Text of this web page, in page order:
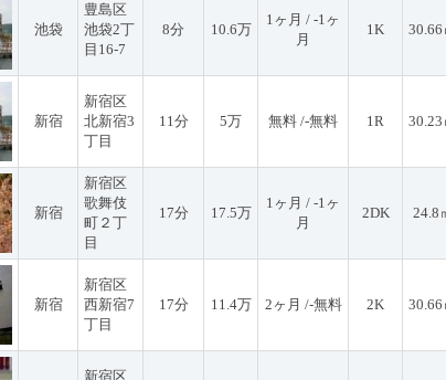
池袋
豊島区
池袋2丁
目16-7
8分 10.6万
1ヶ月 / -1ヶ
月
1K 30.66
新宿
新宿区
北新宿3
丁目
11分 5万 無料 /-無料 1R 30.23
新宿
新宿区
歌舞伎
町２丁
目
17分 17.5万
1ヶ月 / -1ヶ
月
2DK 24.8
新宿
新宿区
西新宿7
丁目
17分 11.4万 2ヶ月 /-無料 2K 30.66
新宿区